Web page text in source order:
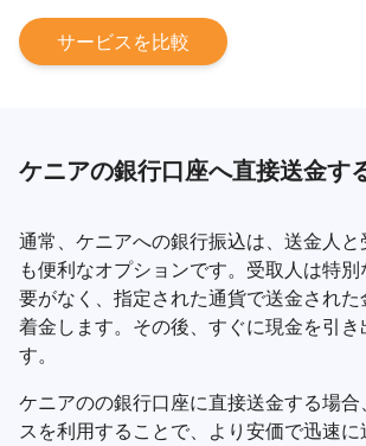
サービスを比較
ケニアの銀行口座へ直接送金す
通常、ケニアへの銀行振込は、送金人
も便利なオプションです。受取人は特
要がなく、指定された通貨で送金された
着金します。その後、すぐに現金を引
す。
ケニアのの銀行口座に直接送金する場
スを利用することで、より安価で迅速